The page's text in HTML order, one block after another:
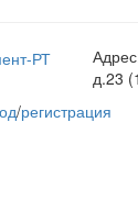
д.23
/регистрация